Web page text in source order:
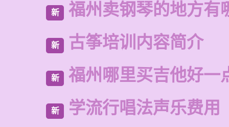
新 福州卖钢琴的地方有
新 古筝培训内容简介
新 福州哪里买吉他好一
新 学流行唱法声乐费用